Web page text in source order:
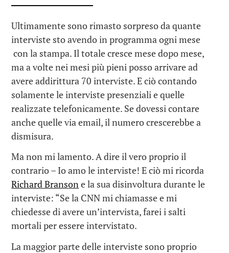
Ultimamente sono rimasto sorpreso da quante
interviste sto avendo in programma ogni mese
con la stampa. Il totale cresce mese dopo mese,
ma a volte nei mesi più pieni posso arrivare ad
avere addirittura 70 interviste. E ciò contando
solamente le interviste presenziali e quelle
realizzate telefonicamente. Se dovessi contare
anche quelle via email, il numero crescerebbe a
dismisura.
Ma non mi lamento. A dire il vero proprio il
contrario – Io amo le interviste! E ciò mi ricorda
Richard Bransone la sua disinvoltura durante le
interviste: “Se la CNN mi chiamasse e mi
chiedesse di avere un’intervista, farei i salti
mortali per essere intervistato.
La maggior parte delle interviste sono proprio